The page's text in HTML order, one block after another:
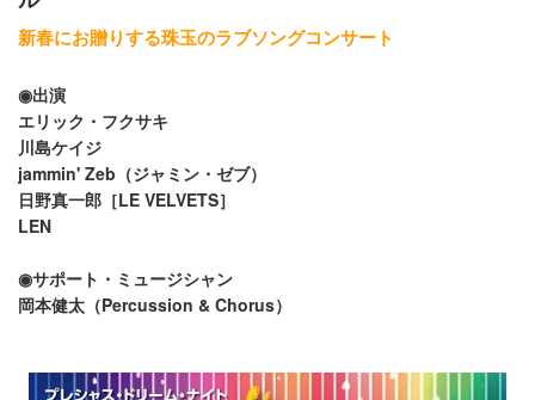
新春にお贈りする珠玉のラブソングコンサート
◉出演
エリック・フクサキ
川島ケイジ
jammin' Zeb（ジャミン・ゼブ）
日野真一郎［LE VELVETS］
LEN
◉サポート・ミュージシャン
岡本健太（Percussion & Chorus）